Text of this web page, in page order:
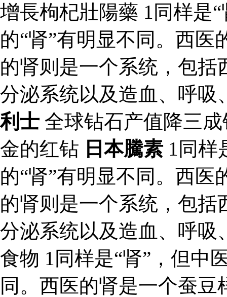
增長枸杞壯陽藥 1同样是
的“肾”有明显不同。西
的肾则是一个系统，包
分泌系统以及造血、呼吸
利士 全球钻石产值降三
金的红钻 日本騰素1同样
的“肾”有明显不同。西
的肾则是一个系统，包
分泌系统以及造血、呼吸
食物 1同样是“肾”，但中
同。西医的肾是一个蚕